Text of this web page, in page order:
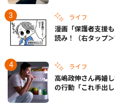
ライフ
漫画「保護者支援
読み！（右タップ＞
ライフ
高嶋政伸さん再婚
の行動「これ手出